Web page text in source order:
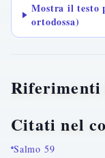
Mostra il testo
ortodossa)
Citati nel
Salmo 59